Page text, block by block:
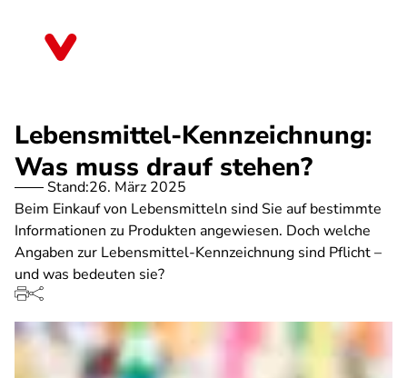
Lebensmittel-Kennzeichnung:
Was muss drauf stehen?
Stand:26. März 2025
Beim Einkauf von Lebensmitteln sind Sie auf bestimmte
Informationen zu Produkten angewiesen. Doch welche
Angaben zur Lebensmittel-Kennzeichnung sind Pflicht –
und was bedeuten sie?